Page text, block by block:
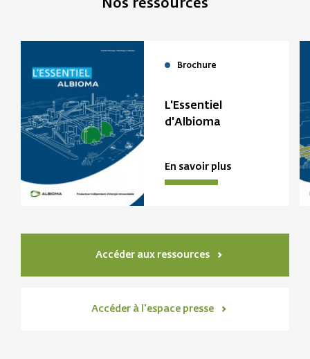
Nos ressources
Brochure
L'Essentiel
d'Albioma
En savoir plus
Accéder aux ressources
Accéder à l'espace presse